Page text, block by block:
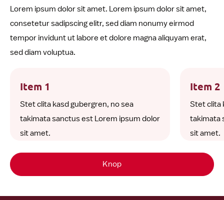
Lorem ipsum dolor sit amet. Lorem ipsum dolor sit amet,
consetetur sadipscing elitr, sed diam nonumy eirmod
tempor invidunt ut labore et dolore magna aliquyam erat,
sed diam voluptua.
Item 1
Stet clita kasd gubergren, no sea
takimata sanctus est Lorem ipsum dolor
sit amet.
Item 2
Stet clita
takimata
sit amet.
Knop